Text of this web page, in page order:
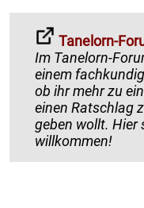
Tanelorn-
Im Tanelorn-
einem
ob ihr mehr zu einem Produkt wissen wollt¸
einen Ratschlag
geben wollt. Hier seid
willkommen!